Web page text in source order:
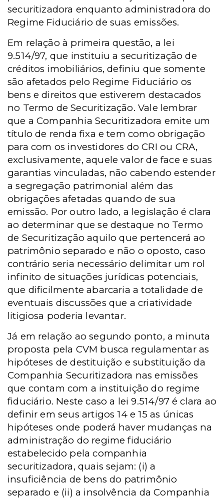
securitizadora enquanto administradora do
Regime Fiduciário de suas emissões.
Em relação à primeira questão, a lei
9.514/97, que instituiu a securitização de
créditos imobiliários, definiu que somente
são afetados pelo Regime Fiduciário os
bens e direitos que estiverem destacados
no Termo de Securitização. Vale lembrar
que a Companhia Securitizadora emite um
título de renda fixa e tem como obrigação
para com os investidores do CRI ou CRA,
exclusivamente, aquele valor de face e suas
garantias vinculadas, não cabendo estender
a segregação patrimonial além das
obrigações afetadas quando de sua
emissão. Por outro lado, a legislação é clara
ao determinar que se destaque no Termo
de Securitização aquilo que pertencerá ao
patrimônio separado e não o oposto, caso
contrário seria necessário delimitar um rol
infinito de situações jurídicas potenciais,
que dificilmente abarcaria a totalidade de
eventuais discussões que a criatividade
litigiosa poderia levantar.
Já em relação ao segundo ponto, a minuta
proposta pela CVM busca regulamentar as
hipóteses de destituição e substituição da
Companhia Securitizadora nas emissões
que contam com a instituição do regime
fiduciário. Neste caso a lei 9.514/97 é clara ao
definir em seus artigos 14 e 15 as únicas
hipóteses onde poderá haver mudanças na
administração do regime fiduciário
estabelecido pela companhia
securitizadora, quais sejam: (i) a
insuficiência de bens do patrimônio
separado e (ii) a insolvência da Companhia